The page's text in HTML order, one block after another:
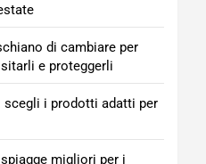
di cambiare per
e proteggerli
scegli i prodotti adatti per
migliori per i